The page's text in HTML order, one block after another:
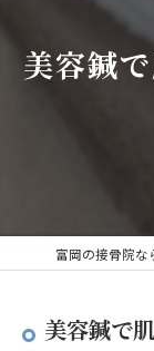
美容鍼
美容鍼で